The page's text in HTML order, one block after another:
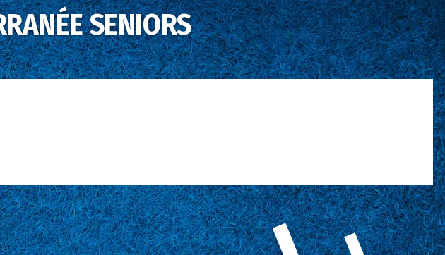
SENIORS